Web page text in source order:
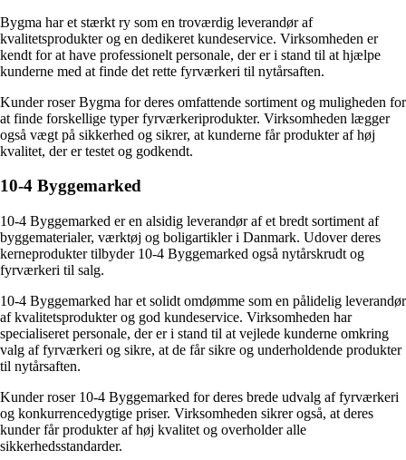
Bygma har et stærkt ry som en troværdig leverandør af
kvalitetsprodukter og en dedikeret kundeservice. Virksomheden er
kendt for at have professionelt personale, der er i stand til at hjælpe
kunderne med at finde det rette fyrværkeri til nytårsaften.
Kunder roser Bygma for deres omfattende sortiment og muligheden for
at finde forskellige typer fyrværkeriprodukter. Virksomheden lægger
også vægt på sikkerhed og sikrer, at kunderne får produkter af høj
kvalitet, der er testet og godkendt.
10-4 Byggemarked
10-4 Byggemarked er en alsidig leverandør af et bredt sortiment af
byggematerialer, værktøj og boligartikler i Danmark. Udover deres
kerneprodukter tilbyder 10-4 Byggemarked også nytårskrudt og
fyrværkeri til salg.
10-4 Byggemarked har et solidt omdømme som en pålidelig leverandør
af kvalitetsprodukter og god kundeservice. Virksomheden har
specialiseret personale, der er i stand til at vejlede kunderne omkring
valg af fyrværkeri og sikre, at de får sikre og underholdende produkter
til nytårsaften.
Kunder roser 10-4 Byggemarked for deres brede udvalg af fyrværkeri
og konkurrencedygtige priser. Virksomheden sikrer også, at deres
kunder får produkter af høj kvalitet og overholder alle
sikkerhedsstandarder.